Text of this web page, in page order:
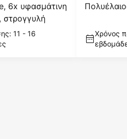
6x υφασμάτινη
στρογγυλή
11 - 16
Χρόνος